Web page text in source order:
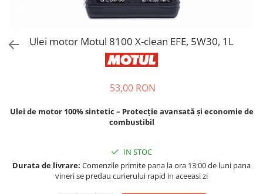
Bord | Plastice Interioare
Parfumuri | Odorizante
HIDROFOBE
PROTECTIE | COATING CERAMIC
POLISH | SLEFUIRE | BURETI
ACCESORII | ECHIPAMENTE |
Ulei motor Motul 8100 X-clean EFE, 5W30, 1L
53,00 RON
Ulei de motor 100% sintetic – Protecție avansată și economie de
combustibil
IN STOC
Durata de livrare: Comenzile primite pana la ora 13:00 de luni pana
vineri se predau curierului rapid in aceeasi zi